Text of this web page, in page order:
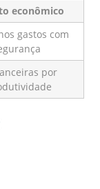
econômico
gastos com
por